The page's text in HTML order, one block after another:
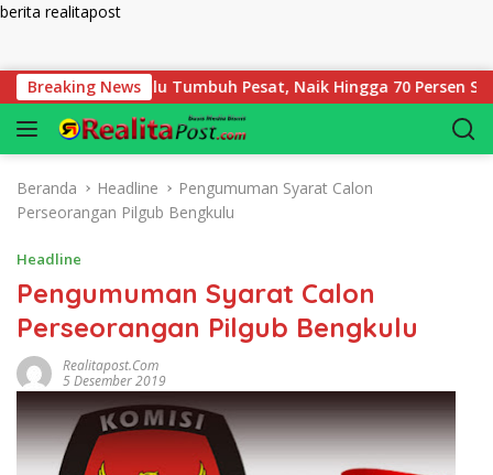
berita realitapost
Breaking News
Tumbuh Pesat, Naik Hingga 70 Persen Sejak Januari
Beranda Headline
Pengumuman Syarat Calon
Perseorangan Pilgub Bengkulu
Headline
Pengumuman Syarat Calon
Perseorangan Pilgub Bengkulu
Realitapost.com
5 Desember 2019